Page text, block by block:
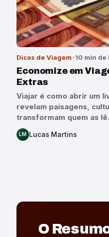
Dicas de Viagem 10 min
Economize em
Extras
Viajar é como abrir um
revelam paisagens,
transformam quem as
LM Lucas Martins
O